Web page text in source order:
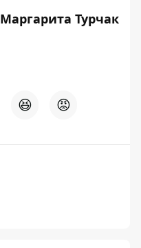
Маргарита Турчак
😆 😡